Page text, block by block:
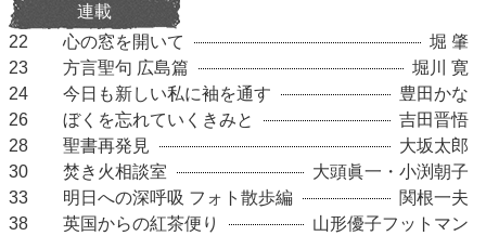
連載
22
心の窓を開いて
堀 肇
23
方言聖句 広島篇
堀川 寛
24
今日も新しい私に袖を通す
豊田かな
26
ぼくを忘れていくきみと
吉田晋悟
28
聖書再発見
大坂太郎
30
焚き火相談室
大頭眞一・小渕朝子
33
明日への深呼吸 フォト散歩編
関根一夫
38
英国からの紅茶便り 山形優子フットマン